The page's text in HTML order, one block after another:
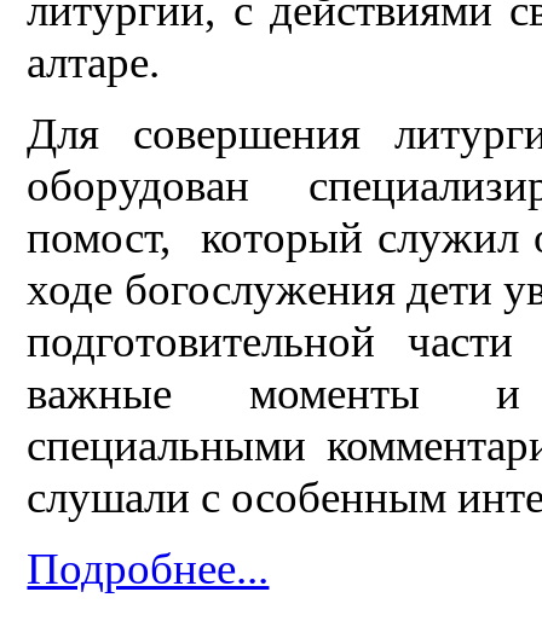
алтаре.
Для совершения
оборудован
помост, который служил
ходе богослужения дети
подготовительной
важные моменты и
специальными
слушали с особенным
Подробнее...